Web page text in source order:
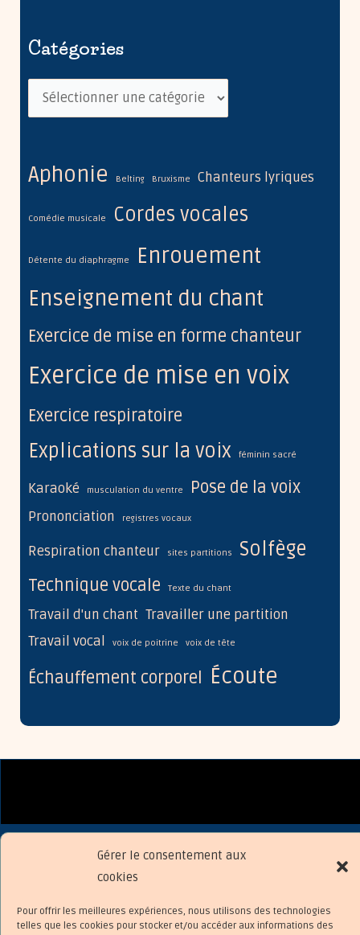
Gérer le consentement aux
cookies
Pour offrir les meilleures expériences, nous utilisons des technologies
telles que les cookies pour stocker et/ou accéder aux informations des
Catégories
a
g
s
Aphonie Belting Bruxisme Chanteurs lyriques
Comédie musicale Cordes vocales
Détente du diaphragme
Enrouement
Enseignement du chant
Exercice de mise en forme chanteur
Exercice de mise en voix
Exercice respiratoire
Explications sur la voix féminin sacré
Karaoké musculation du ventre Pose de la voix
Prononciation registres vocaux
Respiration chanteur sites partitions Solfège
Technique vocale Texte du chant
Travail d'un chant Travailler une partition
Travail vocal
voix de poitrine voix de tête
Échauffement corporel Écoute
Politique de confidentialité
Mentions légales
À Propos